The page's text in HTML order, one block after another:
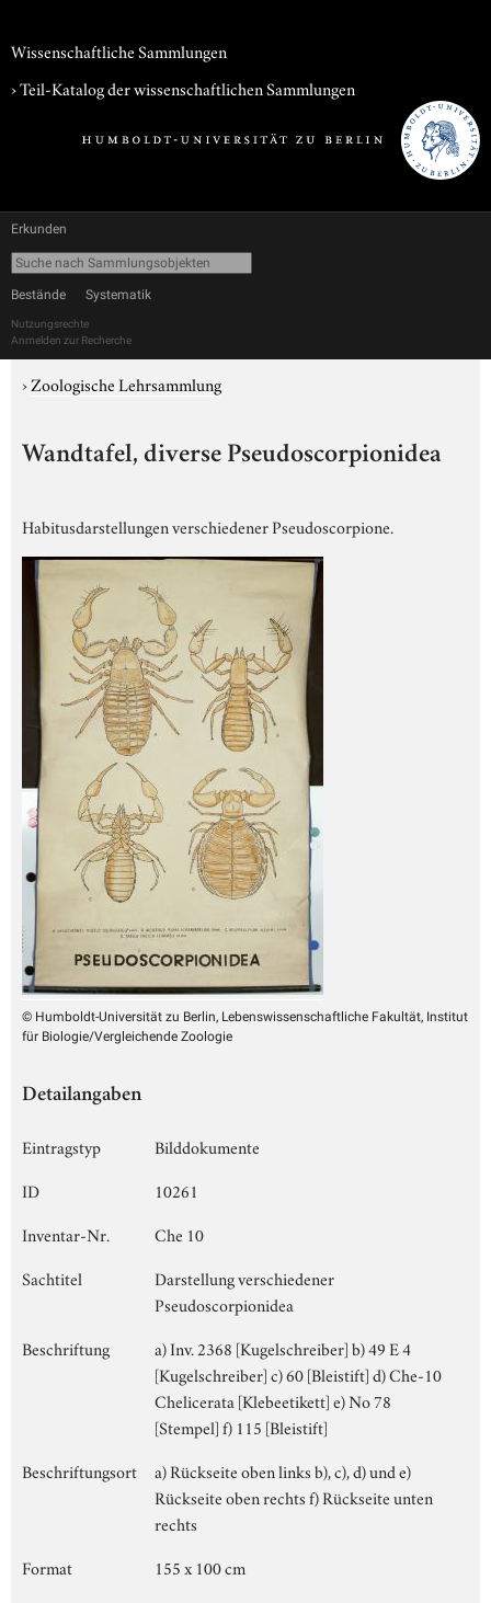
Wissenschaftliche Sammlungen
› Teil-Katalog der wissenschaftlichen Sammlungen
Erkunden
Bestände Systematik
Nutzungsrechte
Anmelden zur Recherche
›Zoologische Lehrsammlung
Wandtafel, diverse Pseudoscorpionidea
Habitusdarstellungen verschiedener Pseudoscorpione.
© Humboldt-Universität zu Berlin, Lebenswissenschaftliche Fakultät, Institut
für Biologie/Vergleichende Zoologie
Detailangaben
Eintragstyp
Bilddokumente
ID
10261
Inventar-Nr.
Che 10
Sachtitel
Darstellung verschiedener
Pseudoscorpionidea
Beschriftung
a) Inv. 2368 [Kugelschreiber] b) 49 E 4
[Kugelschreiber] c) 60 [Bleistift] d) Che-10
Chelicerata [Klebeetikett] e) No 78
[Stempel] f) 115 [Bleistift]
Beschriftungsort
a) Rückseite oben links b), c), d) und e)
Rückseite oben rechts f) Rückseite unten
rechts
Format
155 x 100 cm